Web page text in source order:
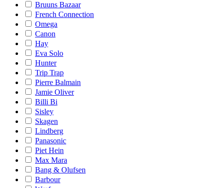
Bruuns Bazaar
French Connection
Omega
Canon
Hay
Eva Solo
Hunter
Trip Trap
Pierre Balmain
Jamie Oliver
Billi Bi
Sisley
Skagen
Lindberg
Panasonic
Piet Hein
Max Mara
Bang & Olufsen
Barbour